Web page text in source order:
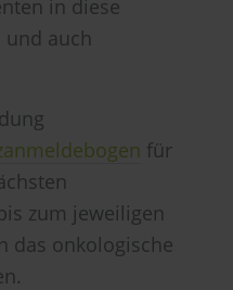
in diese
und auch
für
zum jeweiligen
das onkologische